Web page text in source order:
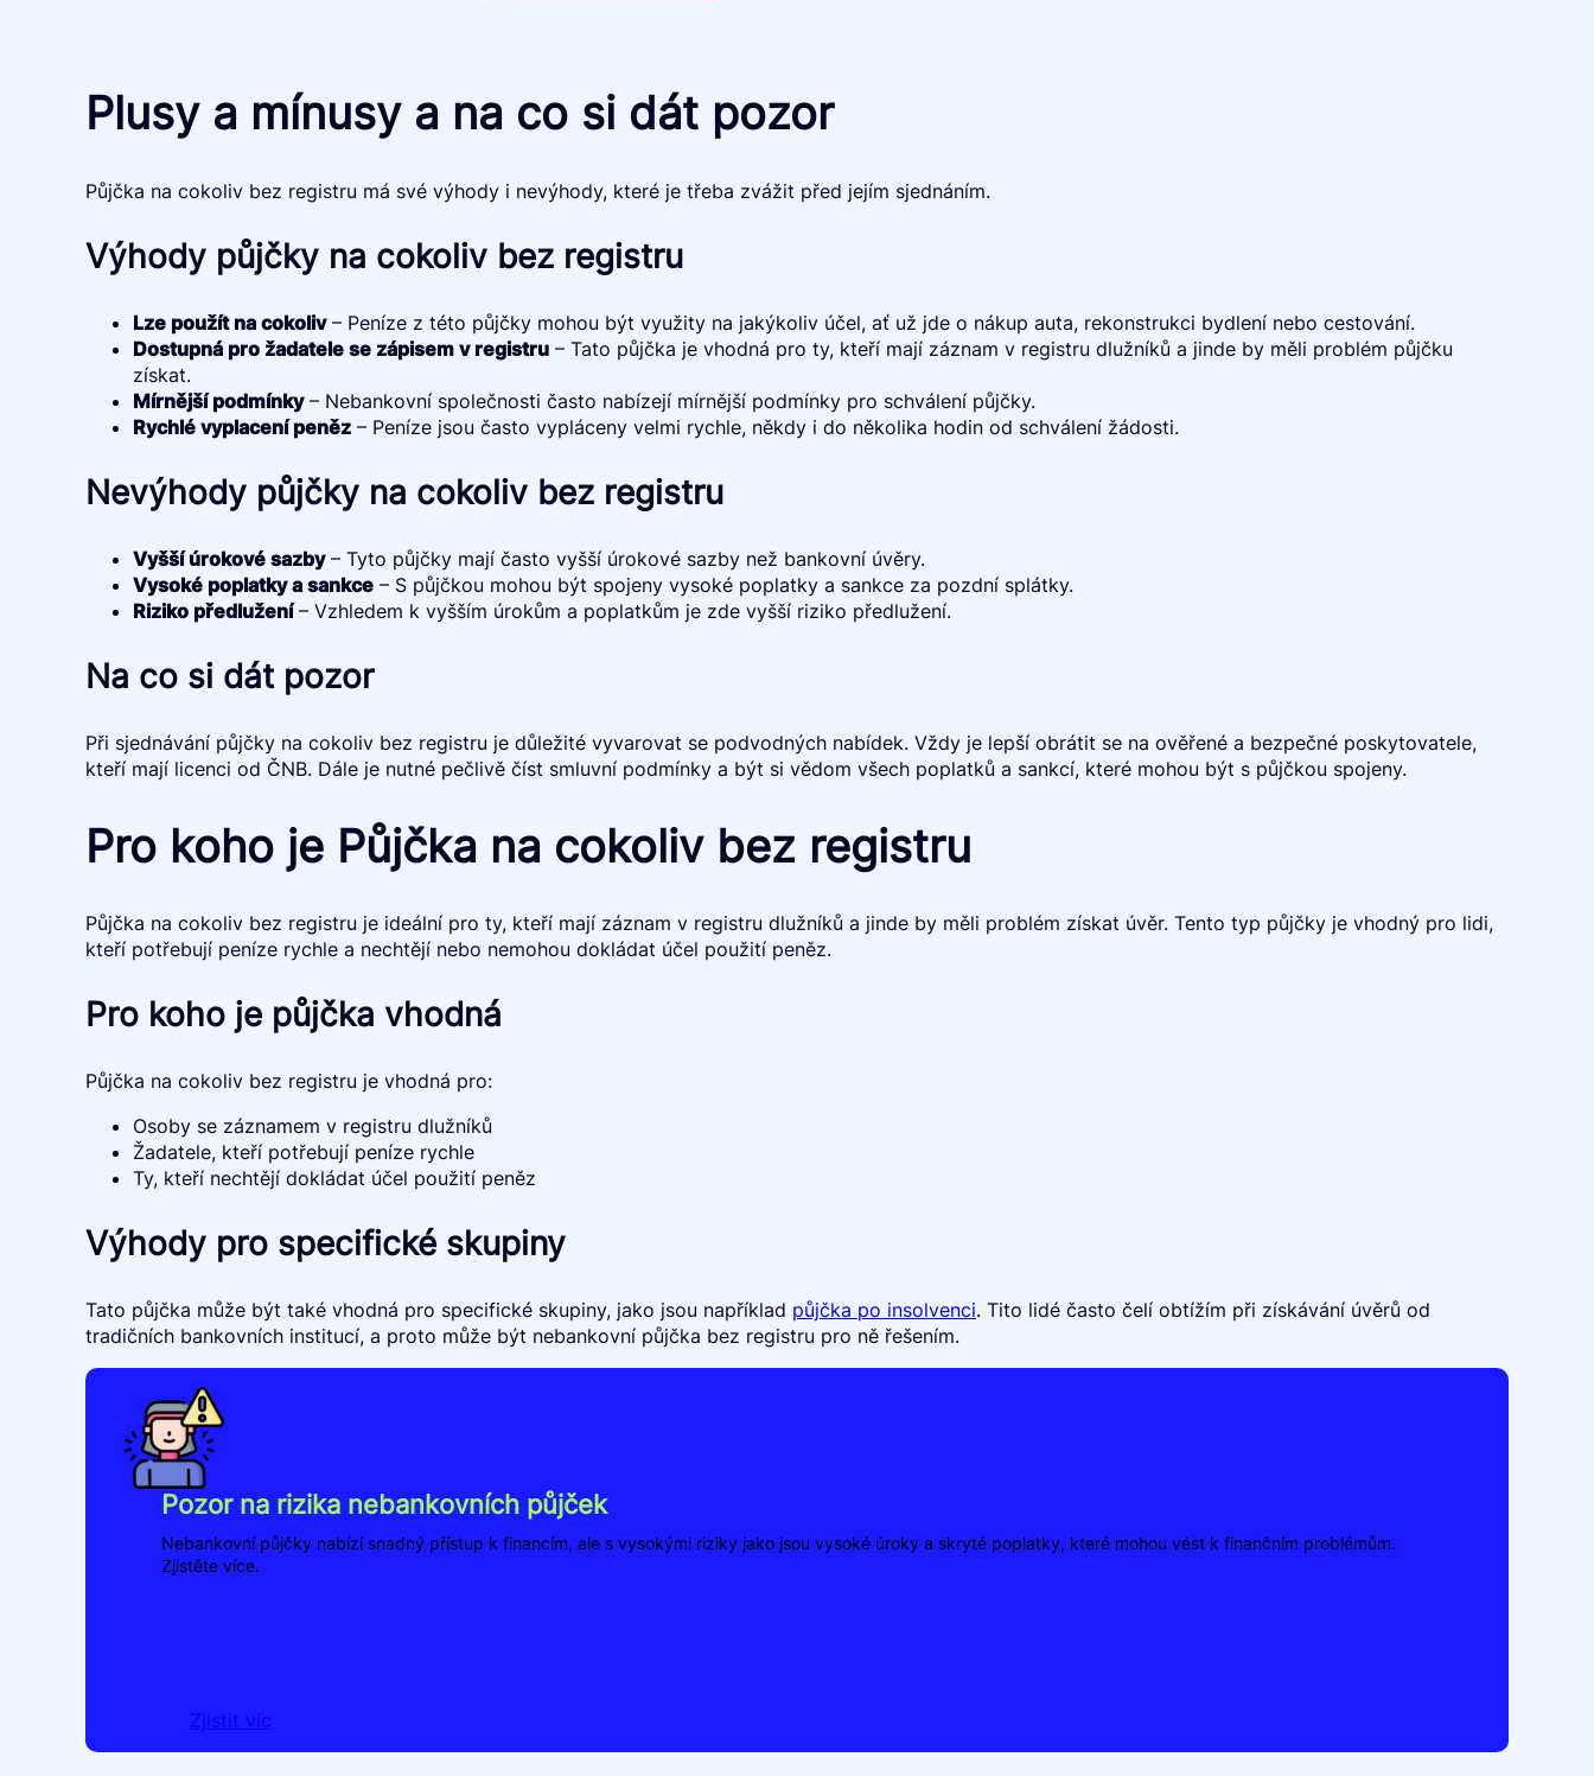
Plusy a mínusy a na co si dát pozor
Půjčka na cokoliv bez registru má své výhody i nevýhody, které je třeba zvážit před jejím sjednáním.
Výhody půjčky na cokoliv bez registru
Lze použít na cokoliv– Peníze z této půjčky mohou být využity na jakýkoliv účel, ať už jde o nákup auta, rekonstrukci bydlení nebo cestování.
Dostupná pro žadatele se zápisem v registru – Tato půjčka je vhodná pro ty, kteří mají záznam v registru dlužníků a jinde by měli problém půjčku
získat.
Mírnější podmínky– Nebankovní společnosti často nabízejí mírnější podmínky pro schválení půjčky.
Rychlé vyplacení peněz – Peníze jsou často vypláceny velmi rychle, někdy i do několika hodin od schválení žádosti.
Nevýhody půjčky na cokoliv bez registru
Vyšší úrokové sazby– Tyto půjčky mají často vyšší úrokové sazby než bankovní úvěry.
Vysoké poplatky a sankce – S půjčkou mohou být spojeny vysoké poplatky a sankce za pozdní splátky.
Riziko předlužení– Vzhledem k vyšším úrokům a poplatkům je zde vyšší riziko předlužení.
Na co si dát pozor
Při sjednávání půjčky na cokoliv bez registru je důležité vyvarovat se podvodných nabídek. Vždy je lepší obrátit se na ověřené a bezpečné poskytovatele,
kteří mají licenci od ČNB. Dále je nutné pečlivě číst smluvní podmínky a být si vědom všech poplatků a sankcí, které mohou být s půjčkou spojeny.
Pro koho je Půjčka na cokoliv bez registru
Půjčka na cokoliv bez registru je ideální pro ty, kteří mají záznam v registru dlužníků a jinde by měli problém získat úvěr. Tento typ půjčky je vhodný pro lidi,
kteří potřebují peníze rychle a nechtějí nebo nemohou dokládat účel použití peněz.
Pro koho je půjčka vhodná
Půjčka na cokoliv bez registru je vhodná pro:
Osoby se záznamem v registru dlužníků
Žadatele, kteří potřebují peníze rychle
Ty, kteří nechtějí dokládat účel použití peněz
Výhody pro specifické skupiny
Tato půjčka může být také vhodná pro specifické skupiny, jako jsou například půjčka po insolvenci. Tito lidé často čelí obtížím při získávání úvěrů od
tradičních bankovních institucí, a proto může být nebankovní půjčka bez registru pro ně řešením.
Pozor na rizika nebankovních půjček
Nebankovní půjčky nabízí snadný přístup k financím, ale s vysokými riziky jako jsou vysoké úroky a skryté poplatky, které mohou vést k finančním problémům.
Zjistěte více.
Zjistit víc